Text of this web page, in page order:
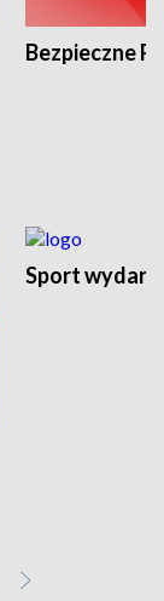
Bezpieczne
Sport